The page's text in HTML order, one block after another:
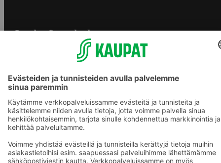
S-ryhmän palvelut
Yhteishyvä Ruoka -sovellus
Prisma.fi
Sokos.fi
S-Pankki
Sokos Hotels
Raflaamo